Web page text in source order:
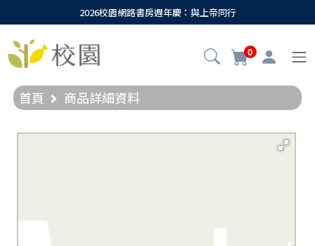
2026校園網路書房週年慶：與上帝同行
0
首頁 商品詳細資料